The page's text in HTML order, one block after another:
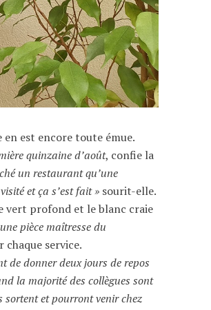
en est encore toute émue.
quinzaine d’août, confie la
un restaurant qu’une
et ça s’est fait » sourit-elle.
vert profond et le blanc craie
une pièce maîtresse du
chaque service.
de donner deux jours de repos
la majorité des collègues sont
sortent et pourront venir chez